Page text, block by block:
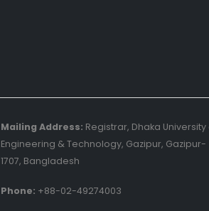
Mailing Address: Registrar, Dhaka University
Engineering & Technology, Gazipur, Gazipur-
1707, Bangladesh
Phone: +88-02-49274003